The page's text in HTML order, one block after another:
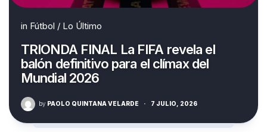
in Fútbol / Lo Último
TRIONDA FINAL La FIFA revela el
balón definitivo para el clímax del
Mundial 2026
by PAOLO QUINTANA VELARDE · 7 JULIO, 2026